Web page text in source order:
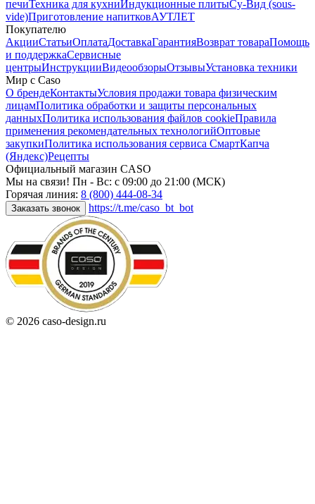
печиТехника для кухниИндукционные плитыСу-Вид (sous-
vide)Приготовление напитковАУТЛЕТ
Покупателю
АкцииСтатьиОплатаДоставкаГарантияВозврат товараПомощь
и поддержкаСервисные
центрыИнструкцииВидеообзорыОтзывыУстановка техники
Мир с Caso
О брендеКонтактыУсловия продажи товара физическим
лицамПолитика обработки и защиты персональных
данныхПолитика использования файлов cookieПравила
применения рекомендательных технологийОптовые
закупкиПолитика использования сервиса СмартКапча
(Яндекс)Рецепты
Официальный магазин CASO
Мы на связи! Пн - Вс: с 09:00 до 21:00 (МСК)
Горячая линия: 8 (800) 444-08-34
Заказать звонок https://t.me/caso_bt_bot
© 2026 caso-design.ru